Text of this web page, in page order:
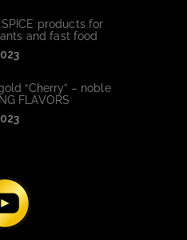
SPICE products for
and fast food
“Cherry” – noble
FLAVORS